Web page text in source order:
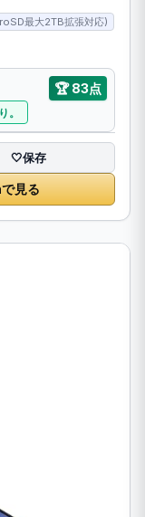
最大2TB拡張対応)
🏆 83点
。
🤍保存
見る